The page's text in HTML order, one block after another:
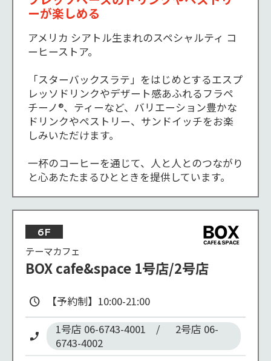
ーが楽しめる
アメリカ シアトル生まれのスペシャルティ コ
ーヒーストア。
「スターバックスラテ」をはじめとするエスプ
レッソドリンクやデザート感あふれるフラペ
チーノ®、ティーなど、バリエーション豊かな
ドリンクやペストリー、サンドイッチをお楽
しみいただけます。
一杯のコーヒーを通じて、人と人とのつながり
と心あたたまるひとときを提供しています。
6F
テーマカフェ
BOX cafe&space 1号店/2号店
【予約制】10:00-21:00
1号店 06-6743-4001　/　  2号店 06-
6743-4002